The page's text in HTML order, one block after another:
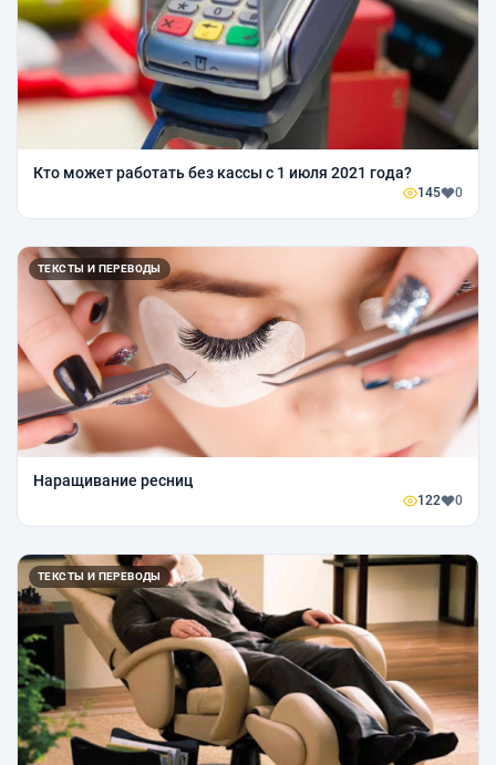
Кто может работать без кассы с 1 июля 2021 года?
145 0
ТЕКСТЫ И ПЕРЕВОДЫ
Наращивание ресниц
122 0
ТЕКСТЫ И ПЕРЕВОДЫ